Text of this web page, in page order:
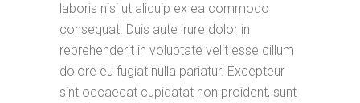
laboris nisi ut aliquip ex ea commodo
consequat. Duis aute irure dolor in
reprehenderit in voluptate velit esse cillum
dolore eu fugiat nulla pariatur. Excepteur
sint occaecat cupidatat non proident, sunt